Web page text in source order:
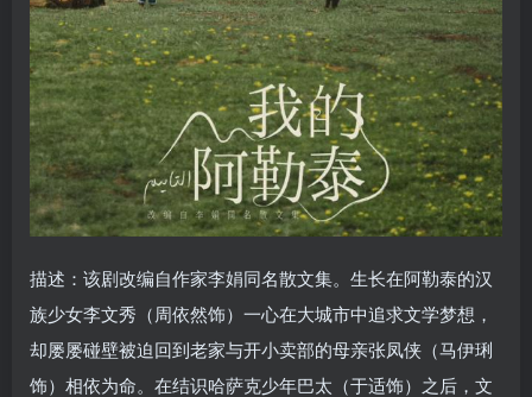
描述：该剧改编自作家李娟同名散文集。生长在阿勒泰的汉
族少女李文秀（周依然饰）一心在大城市中追求文学梦想，
却屡屡碰壁被迫回到老家与开小卖部的母亲张凤侠（马伊琍
饰）相依为命。在结识哈萨克少年巴太（于适饰）之后，文